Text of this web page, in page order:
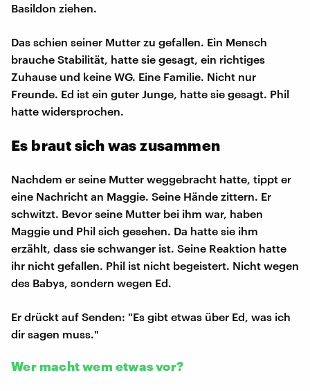
Basildon ziehen.
Das schien seiner Mutter zu gefallen. Ein Mensch
brauche Stabilität, hatte sie gesagt, ein richtiges
Zuhause und keine WG. Eine Familie. Nicht nur
Freunde. Ed ist ein guter Junge, hatte sie gesagt. Phil
hatte widersprochen.
Es braut sich was zusammen
Nachdem er seine Mutter weggebracht hatte, tippt er
eine Nachricht an Maggie. Seine Hände zittern. Er
schwitzt. Bevor seine Mutter bei ihm war, haben
Maggie und Phil sich gesehen. Da hatte sie ihm
erzählt, dass sie schwanger ist. Seine Reaktion hatte
ihr nicht gefallen. Phil ist nicht begeistert. Nicht wegen
des Babys, sondern wegen Ed.
Er drückt auf Senden: "Es gibt etwas über Ed, was ich
dir sagen muss."
Wer macht wem etwas vor?